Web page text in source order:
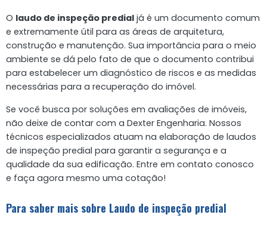
O laudo de inspeção predial já é um documento comum
e extremamente útil para as áreas de arquitetura,
construção e manutenção. Sua importância para o meio
ambiente se dá pelo fato de que o documento contribui
para estabelecer um diagnóstico de riscos e as medidas
necessárias para a recuperação do imóvel.
Se você busca por soluções em avaliações de imóveis,
não deixe de contar com a Dexter Engenharia. Nossos
técnicos especializados atuam na elaboração de laudos
de inspeção predial para garantir a segurança e a
qualidade da sua edificação. Entre em contato conosco
e faça agora mesmo uma cotação!
Para saber mais sobre Laudo de inspeção predial